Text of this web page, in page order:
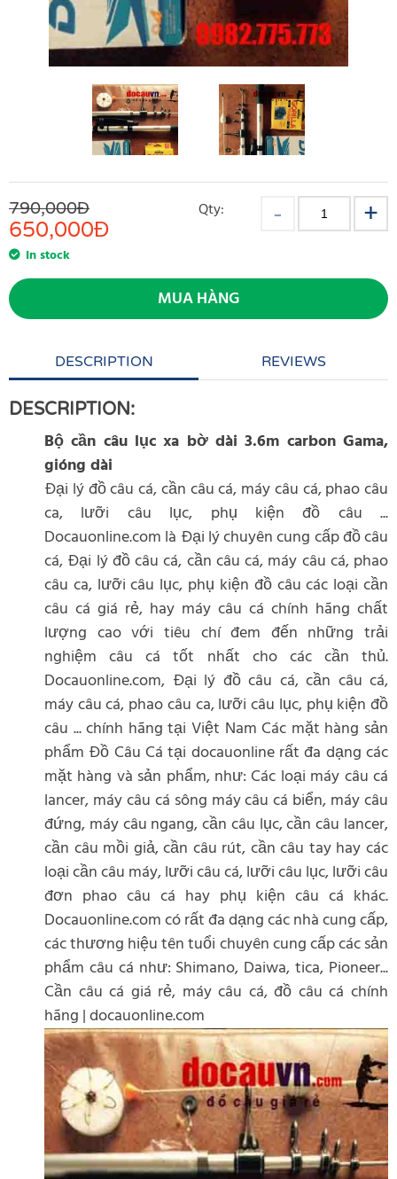
790,000Đ
650,000Đ
In stock
Qty:
MUA HÀNG
DESCRIPTION REVIEWS
DESCRIPTION:
Bộ cần câu lục xa bờ dài 3.6m carbon Gama,
gióng dài
Đại lý đồ câu cá, cần câu cá, máy câu cá, phao câu
ca, lưỡi câu lục, phụ kiện đồ câu ...
Docauonline.com là Đại lý chuyên cung cấp đồ câu
cá, Đại lý đồ câu cá, cần câu cá, máy câu cá, phao
câu ca, lưỡi câu lục, phụ kiện đồ câu các loại cần
câu cá giá rẻ, hay máy câu cá chính hãng chất
lượng cao với tiêu chí đem đến những trải
nghiệm câu cá tốt nhất cho các cần thủ.
Docauonline.com, Đại lý đồ câu cá, cần câu cá,
máy câu cá, phao câu ca, lưỡi câu lục, phụ kiện đồ
câu ... chính hãng tại Việt Nam Các mặt hàng sản
phẩm Đồ Câu Cá tại docauonline rất đa dạng các
mặt hàng và sản phẩm, như: Các loại máy câu cá
lancer, máy câu cá sông máy câu cá biển, máy câu
đứng, máy câu ngang, cần câu lục, cần câu lancer,
cần câu mồi giả, cần câu rút, cần câu tay hay các
loại cần câu máy, lưỡi câu cá, lưỡi câu lục, lưỡi câu
đơn phao câu cá hay phụ kiện câu cá khác.
Docauonline.com có rất đa dạng các nhà cung cấp,
các thương hiệu tên tuổi chuyên cung cấp các sản
phẩm câu cá như: Shimano, Daiwa, tica, Pioneer...
Cần câu cá giá rẻ, máy câu cá, đồ câu cá chính
hãng | docauonline.com